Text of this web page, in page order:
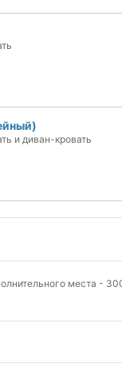
и диван-кровать
места -